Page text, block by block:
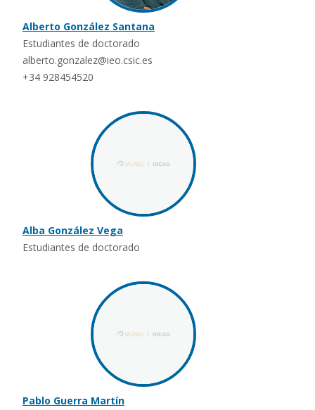
Alberto González Santana
Estudiantes de doctorado
alberto.gonzalez@ieo.csic.es
+34 928454520
Alba González Vega
Estudiantes de doctorado
Pablo Guerra Martín